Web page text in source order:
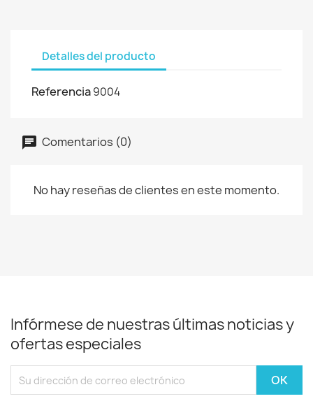
Detalles del producto
Referencia9004
Comentarios (0)
No hay reseñas de clientes en este momento.
Infórmese de nuestras últimas noticias y
ofertas especiales